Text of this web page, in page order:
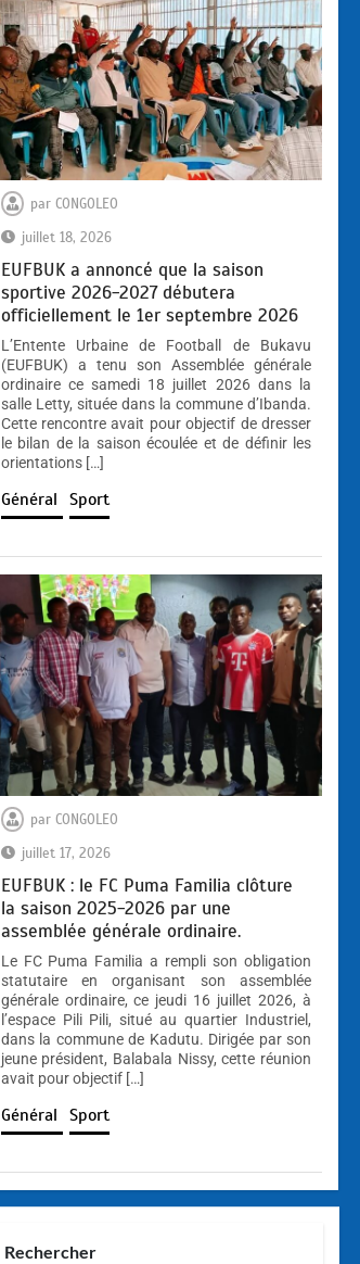
par CONGOLEO
juillet 18, 2026
EUFBUK a annoncé que la saison
sportive 2026-2027 débutera
officiellement le 1er septembre 2026
L’Entente Urbaine de Football de Bukavu
(EUFBUK) a tenu son Assemblée générale
ordinaire ce samedi 18 juillet 2026 dans la
salle Letty, située dans la commune d’Ibanda.
Cette rencontre avait pour objectif de dresser
le bilan de la saison écoulée et de définir les
orientations […]
Général Sport
par CONGOLEO
juillet 17, 2026
EUFBUK : le FC Puma Familia clôture
la saison 2025-2026 par une
assemblée générale ordinaire.
Le FC Puma Familia a rempli son obligation
statutaire en organisant son assemblée
générale ordinaire, ce jeudi 16 juillet 2026, à
l’espace Pili Pili, situé au quartier Industriel,
dans la commune de Kadutu. Dirigée par son
jeune président, Balabala Nissy, cette réunion
avait pour objectif […]
Général Sport
Rechercher